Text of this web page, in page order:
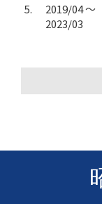
5.
2019/04 ～
2023/03